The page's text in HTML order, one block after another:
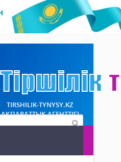
TIRSHILIK-TYNYSY.KZ
АҚПАРАТТЫҚ АГЕНТТІГІ